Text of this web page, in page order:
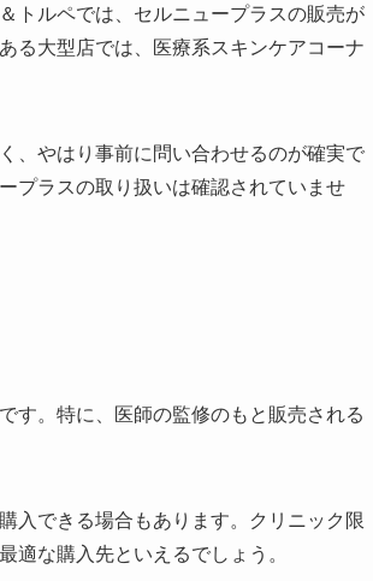
トルペでは、セルニュープラスの販売が
る大型店では、医療系スキンケアコーナ
、やはり事前に問い合わせるのが確実で
プラスの取り扱いは確認されていませ
す。特に、医師の監修のもと販売される
入できる場合もあります。クリニック限
適な購入先といえるでしょう。